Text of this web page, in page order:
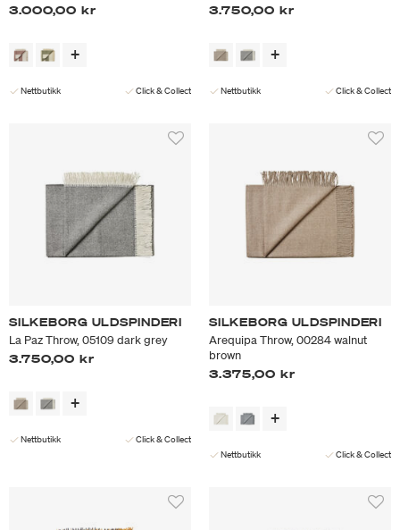
3.000,00 kr
Nettbutikk Click & Collect
3.750,00 kr
Nettbutikk Click & Collect
SILKEBORG ULDSPINDERI
La Paz Throw, 05109 dark grey
3.750,00 kr
Nettbutikk Click & Collect
SILKEBORG ULDSPINDERI
Arequipa Throw, 00284 walnut
brown
3.375,00 kr
Nettbutikk Click & Collect